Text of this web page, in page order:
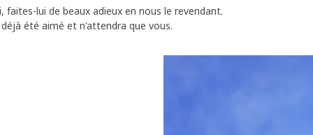
lui de beaux adieux en nous le revendant.
été aimé et n'attendra que vous.